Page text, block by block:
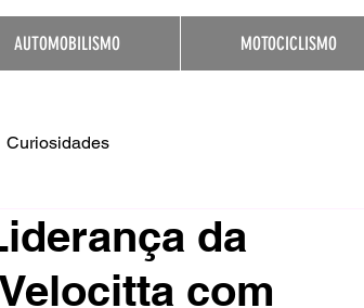
AUTOMOBILISMO MOTOCICLISMO
Curiosidades
da
com